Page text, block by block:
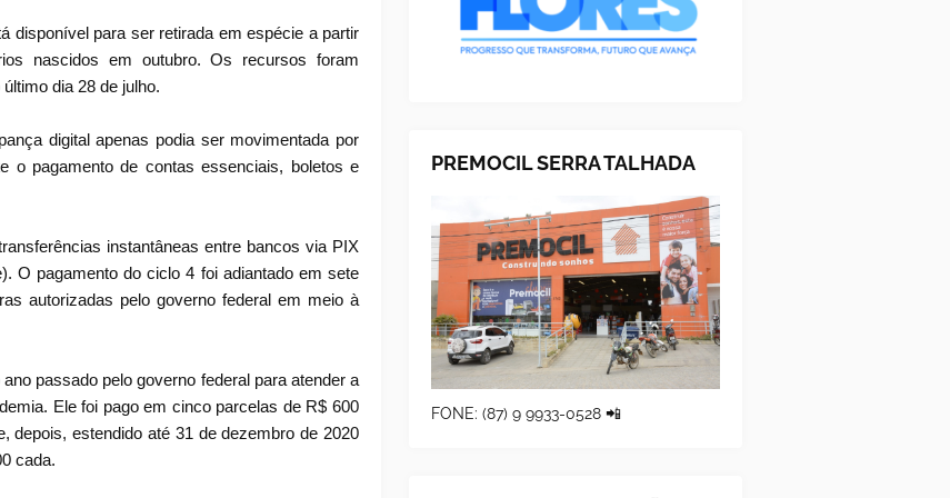
disponível para ser retirada em espécie a partir
nascidos em outubro. Os recursos foram
dia 28 de julho.
digital apenas podia ser movimentada por
o pagamento de contas essenciais, boletos e
instantâneas entre bancos via PIX
O pagamento do ciclo 4 foi adiantado em sete
autorizadas pelo governo federal em meio à
passado pelo governo federal para atender a
Ele foi pago em cinco parcelas de R$ 600
depois, estendido até 31 de dezembro de 2020
cada.
PREMOCIL SERRA TALHADA
FONE: (87) 9 9933-0528 📲